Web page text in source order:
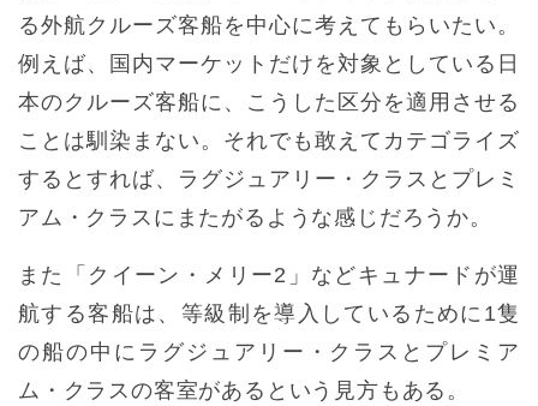
る外航クルーズ客船を中心に考えてもらいたい。
例えば、国内マーケットだけを対象としている日
本のクルーズ客船に、こうした区分を適用させる
ことは馴染まない。それでも敢えてカテゴライズ
するとすれば、ラグジュアリー・クラスとプレミ
アム・クラスにまたがるような感じだろうか。
また「クイーン・メリー2」などキュナードが運
航する客船は、等級制を導入しているために1隻
の船の中にラグジュアリー・クラスとプレミア
ム・クラスの客室があるという見方もある。